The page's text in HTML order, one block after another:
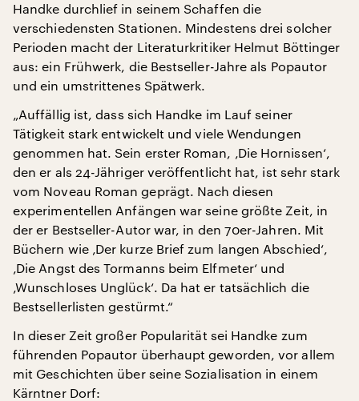
Handke durchlief in seinem Schaffen die
verschiedensten Stationen. Mindestens drei solcher
Perioden macht der Literaturkritiker Helmut Böttinger
aus: ein Frühwerk, die Bestseller-Jahre als Popautor
und ein umstrittenes Spätwerk.
„Auffällig ist, dass sich Handke im Lauf seiner
Tätigkeit stark entwickelt und viele Wendungen
genommen hat. Sein erster Roman, ‚Die Hornissen‘,
den er als 24-Jähriger veröffentlicht hat, ist sehr stark
vom Noveau Roman geprägt. Nach diesen
experimentellen Anfängen war seine größte Zeit, in
der er Bestseller-Autor war, in den 70er-Jahren. Mit
Büchern wie ‚Der kurze Brief zum langen Abschied‘,
‚Die Angst des Tormanns beim Elfmeter‘ und
‚Wunschloses Unglück‘. Da hat er tatsächlich die
Bestsellerlisten gestürmt.“
In dieser Zeit großer Popularität sei Handke zum
führenden Popautor überhaupt geworden, vor allem
mit Geschichten über seine Sozialisation in einem
Kärntner Dorf: